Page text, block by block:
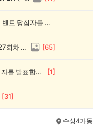
💰[당첨자 발표] 26회차 우리 동네 정보왕 이벤트 당첨자를 발표합니다!
💸 전원 2,000캐시 지급! 우리 동네 정보왕 27회차 (~8/10) [65]
💰[당첨자 발표] 우리 동네 썰전 12회차 당첨자를 발표합니다! [1]
[31]
수성4가동